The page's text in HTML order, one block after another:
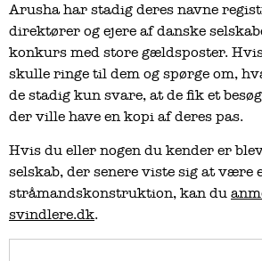
Arusha har stadig deres navne
direktører og ejere af danske
konkurs med store gældsposter.
skulle ringe til dem og spørge om,
de stadig kun svare, at de fik et
der ville have en kopi af deres pas.
Hvis du eller nogen du kender er
selskab, der senere viste sig at være
stråmandskonstruktion, kan du
svindlere.dk.